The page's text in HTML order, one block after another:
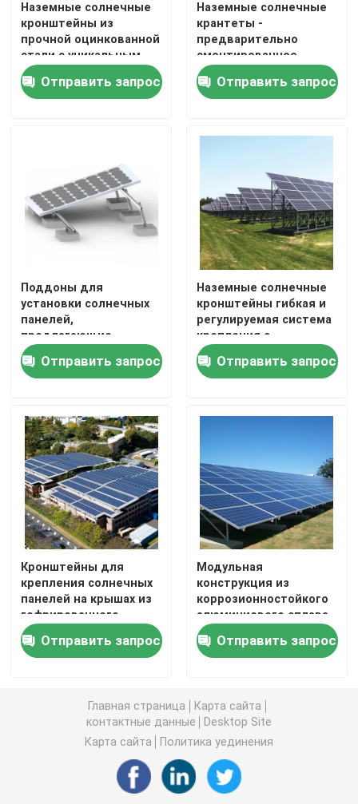
Держатель наклона панели солнечных батарей
Солнечный крюк на крыше
Оцинкованный кабельный лоток
Нескользящая стальная пластина
Наземные солнечные
кронштейны из
прочной оцинкованной
стали с уникальным
дизайном свай,
обеспечивающих
стабильную и
Отправить запрос
Наземные солнечные
крантеты -
предварительно
смонтированное
решение для наземной
установки,
предназначенное для
ветровых и снежных
Отправить запрос
Поддоны для
установки солнечных
панелей,
предлагающие
предварительно
собранные стойки и
прочную поддержку
установки массивов
солнечной
электростанции
Отправить запрос
Наземные солнечные
кронштейны гибкая и
регулируемая система
крепления с
запатентованным
дизайном для
безопасной и
проекта
Отправить запрос
Кронштейны для
крепления солнечных
панелей на крышах из
гофрированного
листового металла,
обеспечивающие
Отправить запрос
Модульная
конструкция из
коррозионностойкого
алюминиевого сплава
для установки и
поддержки солнечных
Отправить запрос
Главная страница
Карта сайта
контактные данные
Desktop Site
Карта сайта
Политика уединения